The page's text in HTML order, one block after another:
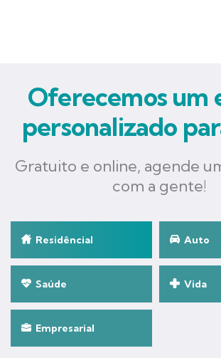
Oferecemos um
personalizado
Gratuito e online, agende
com a gente!
Residêncial Auto
Saúde Vida
Empresarial